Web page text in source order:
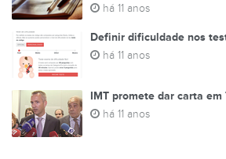
há 11 anos
Definir dificuldade nos
há 11 anos
IMT promete dar carta em
há 11 anos